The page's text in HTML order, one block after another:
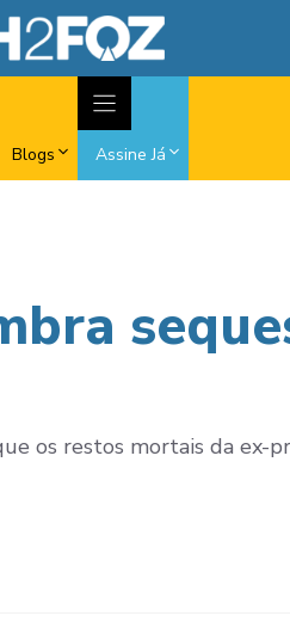
Blogs Assine Já
os restos mortais da ex-